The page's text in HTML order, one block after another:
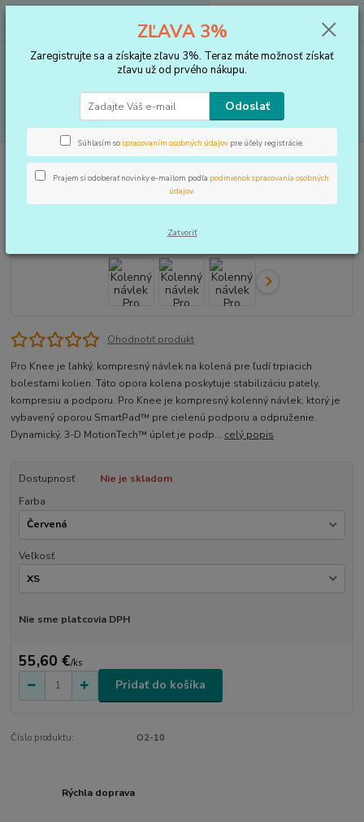
za0 €
Úvod BANDÁŽE Kolenný návlek Pro Knee
Kolenný návlek Pro Knee
Ohodnotiť produkt
Pro Knee je ľahký, kompresný návlek na kolená pre ľudí trpiacich
bolesťami kolien. Táto opora kolena poskytuje stabilizáciu pately,
kompresiu a podporu. Pro Knee je kompresný kolenný návlek, ktorý je
vybavený oporou SmartPad™ pre cielenú podporu a odpruženie.
Dynamický, 3-D MotionTech™ úplet je podp... celý popis
Dostupnosť
Nie je skladom
Farba
Veľkosť
Nie sme platcovia DPH
55,60 €/ks
Pridať do košíka
Číslo produktu: O2-10
Rýchla doprava
ZĽAVA 3%
Zaregistrujte sa a získajte zľavu 3%. Teraz máte možnosť získať
zľavu už od prvého nákupu.
Odoslať
Súhlasím sospracovaním osobných údajov pre účely registrácie.
Prajem si odoberať novinky e-mailom podľa podmienok spracovania osobných
údajov.
Zatvoriť